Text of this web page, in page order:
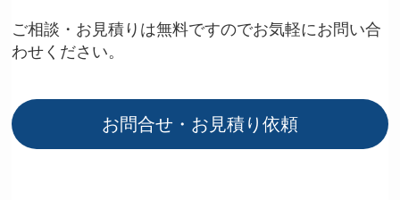
ご相談・お見積りは無料ですのでお気軽にお問い合
わせください。
お問合せ・お見積り依頼